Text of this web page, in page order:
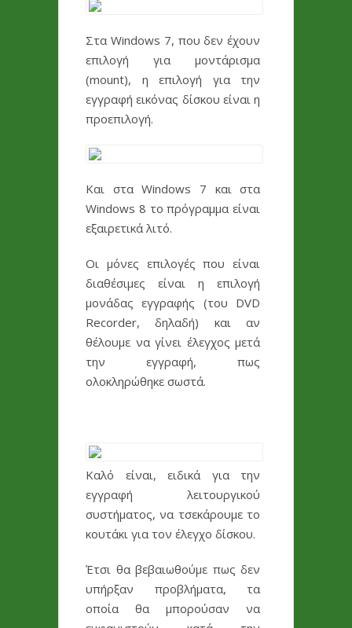
Στα Windows 7, που δεν έχουν
επιλογή για μοντάρισμα
(mount), η επιλογή για την
εγγραφή εικόνας δίσκου είναι η
προεπιλογή.
Και στα Windows 7 και στα
Windows 8 το πρόγραμμα είναι
εξαιρετικά λιτό.
Οι μόνες επιλογές που είναι
διαθέσιμες είναι η επιλογή
μονάδας εγγραφής (του DVD
Recorder, δηλαδή) και αν
θέλουμε να γίνει έλεγχος μετά
την εγγραφή, πως
ολοκληρώθηκε σωστά.
Καλό είναι, ειδικά για την
εγγραφή λειτουργικού
συστήματος, να τσεκάρουμε το
κουτάκι για τον έλεγχο δίσκου.
Έτσι θα βεβαιωθούμε πως δεν
υπήρξαν προβλήματα, τα
οποία θα μπορούσαν να